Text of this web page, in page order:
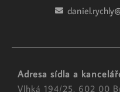
Adresa sídla a
Vlhká 194/25, 602 00